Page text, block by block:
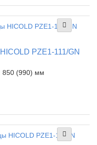
PZE1-111/GN
850 (990) мм